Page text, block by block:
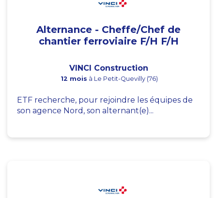
Alternance - Cheffe/Chef de
chantier ferroviaire F/H F/H
VINCI Construction
12 mois à Le Petit-Quevilly (76)
ETF recherche, pour rejoindre les équipes de
son agence Nord, son alternant(e)...